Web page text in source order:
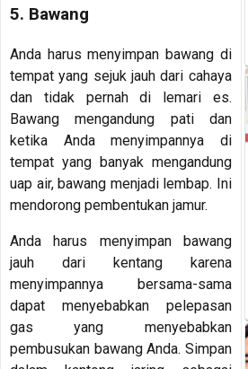
5. Bawang
Anda harus menyimpan bawang di
tempat yang sejuk jauh dari cahaya
dan tidak pernah di lemari es.
Bawang mengandung pati dan
ketika Anda menyimpannya di
tempat yang banyak mengandung
uap air, bawang menjadi lembap. Ini
mendorong pembentukan jamur.
Anda harus menyimpan bawang
jauh dari kentang karena
menyimpannya bersama-sama
dapat menyebabkan pelepasan
gas yang menyebabkan
pembusukan bawang Anda. Simpan